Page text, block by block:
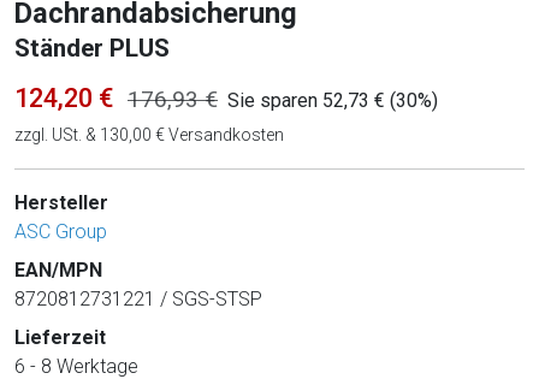
Dachrandabsicherung
Ständer PLUS
124,20 € 176,93 € Sie sparen 52,73 € (30%)
zzgl. USt. & 130,00 € Versandkosten
Hersteller
ASC Group
EAN/MPN
8720812731221 / SGS-STSP
Lieferzeit
6 - 8 Werktage